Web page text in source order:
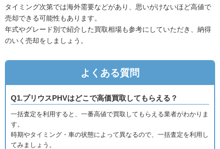
タイミング次第では海外需要などがあり、思いがけないほど高値で
売却できる可能性もあります。
年式やグレード別で紹介した買取相場も参考にしていただき、納得
のいく売却をしましょう。
よくある質問
Q1.プリウスPHVはどこで高価買取してもらえる？
一括査定を利用すると、一番高値で買取してもらえる業者がわかりま
す。
時期やタイミング・車の状態によって異なるので、一括査定を利用し
てみましょう。